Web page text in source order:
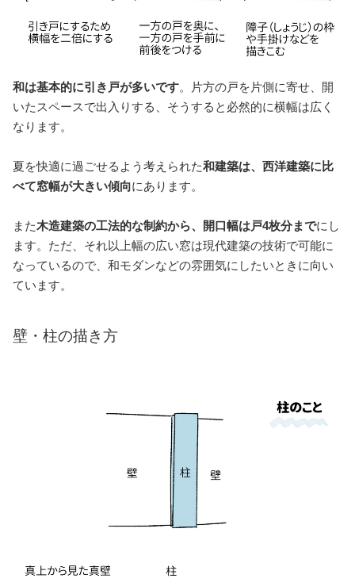
和は基本的に引き戸が多いです。片方の戸を片側に寄せ、開
いたスペースで出入りする、そうすると必然的に横幅は広く
なります。
夏を快適に過ごせるよう考えられた和建築は、西洋建築に比
べて窓幅が大きい傾向にあります。
また木造建築の工法的な制約から、開口幅は戸4枚分までにし
ます。ただ、それ以上幅の広い窓は現代建築の技術で可能に
なっているので、和モダンなどの雰囲気にしたいときに向い
ています。
壁・柱の描き方